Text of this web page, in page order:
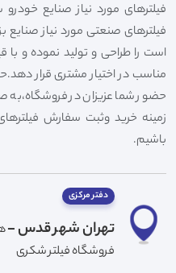
فیلترهای مورد نیاز صنایع
فیلترهای صنعتی مورد نیاز صنایع
است را طراحی و تولید نموده و با
مناسب در اختیار مشتری قرار
حضور شما عزیزان در فروشگاه،به
زمینه خرید وثبت سفارش
باشیم.
دفتر مرکزی
تهران شهر قدس -
فروشگاه فیلتر شکری